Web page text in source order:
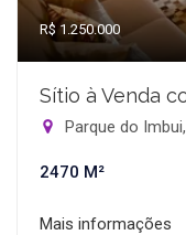
R$ 1.250.000
Sítio à Venda
Parque do
2470 M²
Mais informações